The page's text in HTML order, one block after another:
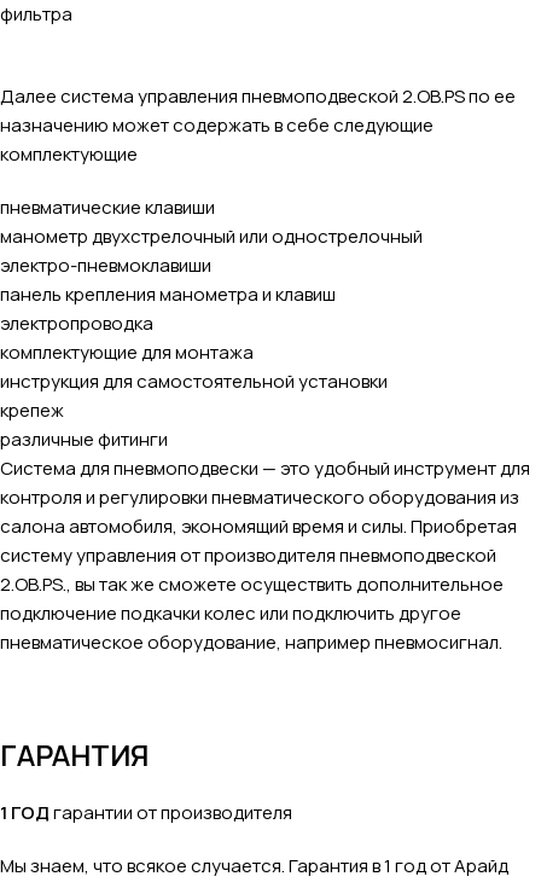
фильтра
Далее система управления пневмоподвеской 2.OB.PS по ее
назначению может содержать в себе следующие
комплектующие
пневматические клавиши
манометр двухстрелочный или однострелочный
электро-пневмоклавиши
панель крепления манометра и клавиш
электропроводка
комплектующие для монтажа
инструкция для самостоятельной установки
крепеж
различные фитинги
Система для пневмоподвески — это удобный инструмент для
контроля и регулировки пневматического оборудования из
салона автомобиля, экономящий время и силы. Приобретая
систему управления от производителя пневмоподвеской
2.OB.PS., вы так же сможете осуществить дополнительное
подключение подкачки колес или подключить другое
пневматическое оборудование, например пневмосигнал.
ГАРАНТИЯ
1 ГОДгарантии от производителя
Мы знаем, что всякое случается. Гарантия в 1 год от Арайд